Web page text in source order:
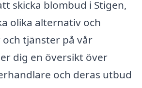
skicka blombud i Stigen,
olika alternativ och
tjänster på vår
dig en översikt över
och deras utbud